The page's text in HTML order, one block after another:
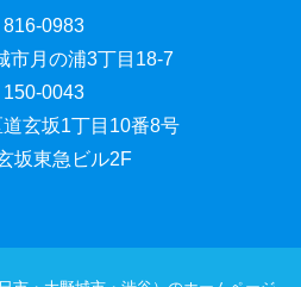
816-0983
市月の浦3丁目18-7
150-0043
玄坂1丁目10番8号
坂東急ビル2F